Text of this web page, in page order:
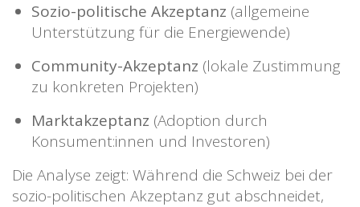
Sozio-politische Akzeptanz (allgemeine
Unterstützung für die Energiewende)
Community-Akzeptanz (lokale Zustimmung
zu konkreten Projekten)
Marktakzeptanz (Adoption durch
Konsument:innen und Investoren)
Die Analyse zeigt: Während die Schweiz bei der
sozio-politischen Akzeptanz gut abschneidet,